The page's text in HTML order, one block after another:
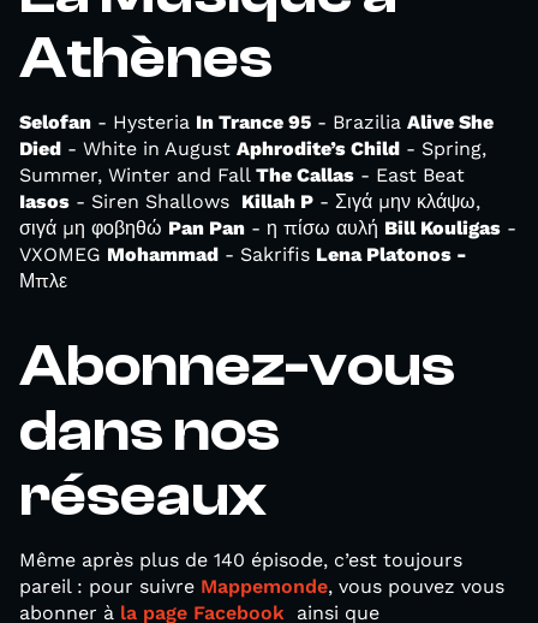
Athènes
Selofan - Hysteria In Trance 95 - Brazilia Alive She
Died - White in August Aphrodite’s Child - Spring,
Summer, Winter and Fall The Callas - East Beat
Iasos - Siren Shallows Killah P - Σιγά μην κλάψω,
σιγά μη φοβηθώ Pan Pan - η πίσω αυλή Bill Kouligas -
VXOMEG Mohammad - Sakrifis Lena Platonos -
Μπλε
Abonnez-vous
dans nos
réseaux
Même après plus de 140 épisode, c’est toujours
pareil : pour suivre Mappemonde, vous pouvez vous
abonner à la page Facebook ainsi que